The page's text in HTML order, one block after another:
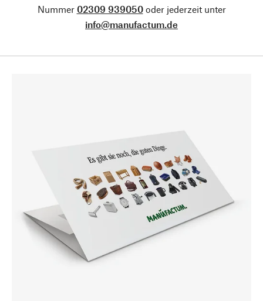
Nummer 02309 939050oder jederzeit unter
info@manufactum.de